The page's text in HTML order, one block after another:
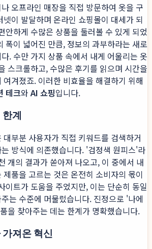
오프라인 매장을 직접 방문하여 옷을 구
이 발달하며 온라인 쇼핑몰이 대세가 되
안하게 수많은 상품을 둘러볼 수 있게 되었
폭이 넓어진 만큼, 정보의 과부하라는 새로
. 수만 가지 상품 속에서 내게 어울리는 옷
스크롤하고, 수많은 후기를 읽으며 시간을
겨졌죠. 이러한 비효율을 해결하기 위해
테크와AI 쇼핑입니다.
계
부분 사용자가 직접 키워드를 검색하거
방식에 의존했습니다. '검정색 원피스'라
개의 결과가 쏟아져 나오고, 이 중에서 내
품을 고르는 것은 온전히 소비자의 몫이
이트가 도움을 주었지만, 이는 단순히 동일
는 수준에 머물렀습니다. 진정으로 '나에
을 찾아주는 데는 한계가 명확했습니다.
져온 혁신